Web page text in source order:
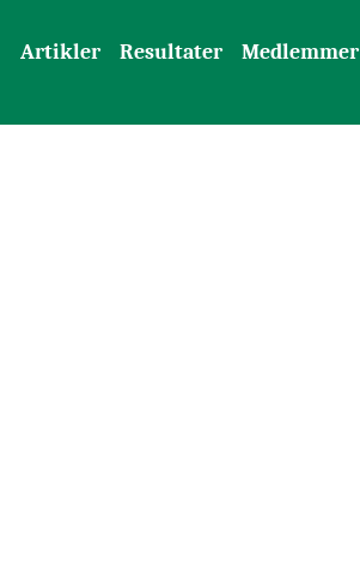
Artikler Resultater Medlemmer